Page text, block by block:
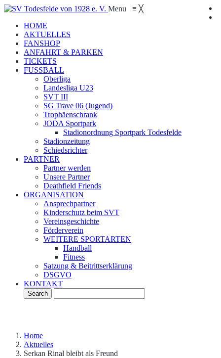
Menu ≡ ╳
HOME
AKTUELLES
FANSHOP
ANFAHRT & PARKEN
TICKETS
FUSSBALL
Oberliga
Landesliga U23
SVT III
SG Trave 06 (Jugend)
Trophäenschrank
JODA Sportpark
Stadionordnung Sportpark Todesfelde
Stadionzeitung
Schiedsrichter
PARTNER
Partner werden
Unsere Partner
Deathfield Friends
ORGANISATION
Ansprechpartner
Kinderschutz beim SVT
Vereinsgeschichte
Förderverein
WEITERE SPORTARTEN
Handball
Fitness
Satzung & Beitrittserklärung
DSGVO
KONTAKT
Home
Aktuelles
Serkan Rinal bleibt als Freund